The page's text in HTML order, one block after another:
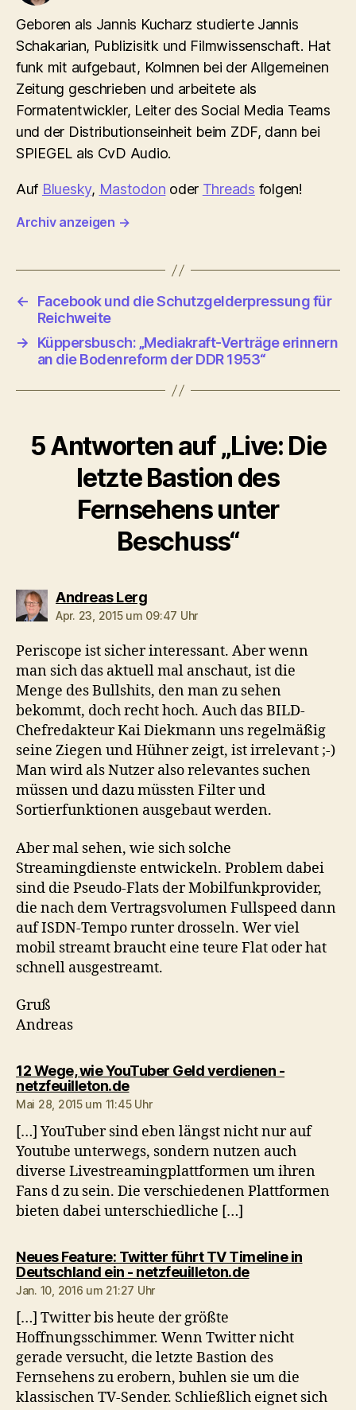
Geboren als Jannis Kucharz studierte Jannis
Schakarian, Publizisitk und Filmwissenschaft. Hat
funk mit aufgebaut, Kolmnen bei der Allgemeinen
Zeitung geschrieben und arbeitete als
Formatentwickler, Leiter des Social Media Teams
und der Distributionseinheit beim ZDF, dann bei
SPIEGEL als CvD Audio.
Auf Bluesky, Mastodon oder Threads folgen!
Archiv anzeigen →
←
Facebook und die Schutzgelderpressung für
Reichweite
→
Küppersbusch: „Mediakraft-Verträge erinnern
an die Bodenreform der DDR 1953“
5 Antworten auf „Live: Die
letzte Bastion des
Fernsehens unter
Beschuss“
Andreas Lergsagt:
Apr. 23, 2015 um 09:47 Uhr
Periscope ist sicher interessant. Aber wenn
man sich das aktuell mal anschaut, ist die
Menge des Bullshits, den man zu sehen
bekommt, doch recht hoch. Auch das BILD-
Chefredakteur Kai Diekmann uns regelmäßig
seine Ziegen und Hühner zeigt, ist irrelevant ;-)
Man wird als Nutzer also relevantes suchen
müssen und dazu müssten Filter und
Sortierfunktionen ausgebaut werden.
Aber mal sehen, wie sich solche
Streamingdienste entwickeln. Problem dabei
sind die Pseudo-Flats der Mobilfunkprovider,
die nach dem Vertragsvolumen Fullspeed dann
auf ISDN-Tempo runter drosseln. Wer viel
mobil streamt braucht eine teure Flat oder hat
schnell ausgestreamt.
Gruß
Andreas
12 Wege, wie YouTuber Geld verdienen -
netzfeuilleton.desagt:
Mai 28, 2015 um 11:45 Uhr
[…] YouTuber sind eben längst nicht nur auf
Youtube unterwegs, sondern nutzen auch
diverse Livestreamingplattformen um ihren
Fans d zu sein. Die verschiedenen Plattformen
bieten dabei unterschiedliche […]
Neues Feature: Twitter führt TV Timeline in
Deutschland ein - netzfeuilleton.desagt:
Jan. 10, 2016 um 21:27 Uhr
[…] Twitter bis heute der größte
Hoffnungsschimmer. Wenn Twitter nicht
gerade versucht, die letzte Bastion des
Fernsehens zu erobern, buhlen sie um die
klassischen TV-Sender. Schließlich eignet sich